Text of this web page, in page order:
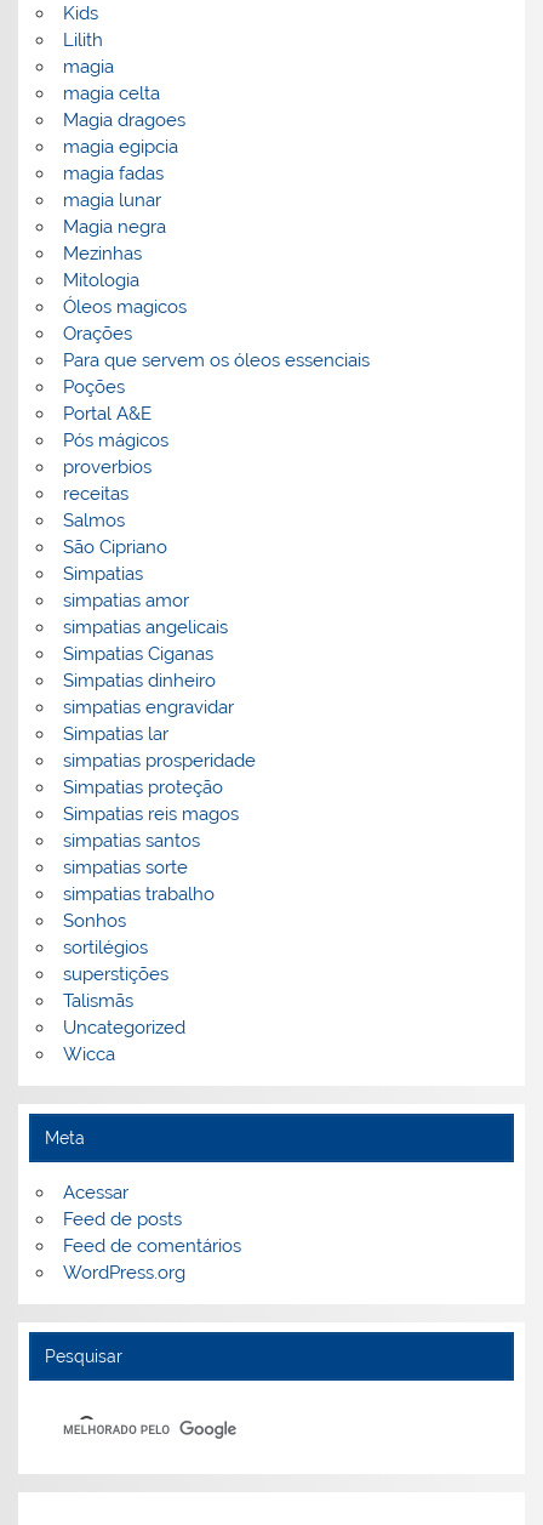
Kids
Lilith
magia
magia celta
Magia dragoes
magia egipcia
magia fadas
magia lunar
Magia negra
Mezinhas
Mitologia
Óleos magicos
Orações
Para que servem os óleos essenciais
Poções
Portal A&E
Pós mágicos
proverbios
receitas
Salmos
São Cipriano
Simpatias
simpatias amor
simpatias angelicais
Simpatias Ciganas
Simpatias dinheiro
simpatias engravidar
Simpatias lar
simpatias prosperidade
Simpatias proteção
Simpatias reis magos
simpatias santos
simpatias sorte
simpatias trabalho
Sonhos
sortilégios
superstições
Talismãs
Uncategorized
Wicca
Meta
Acessar
Feed de posts
Feed de comentários
WordPress.org
Pesquisar